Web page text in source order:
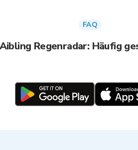
FAQ
Regenradar: Häufig